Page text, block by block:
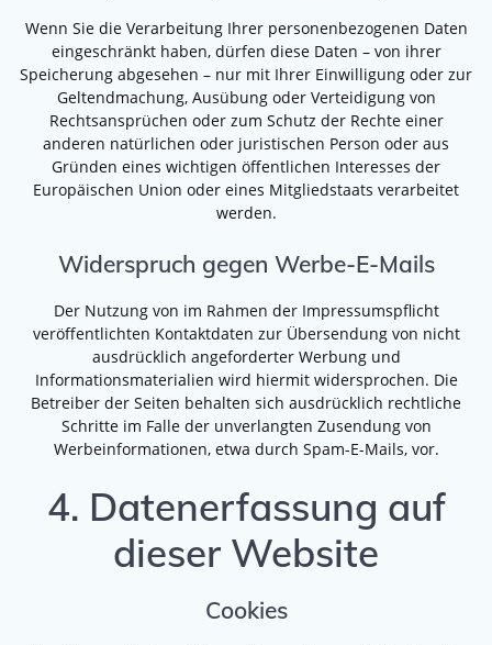
Wenn Sie die Verarbeitung Ihrer personenbezogenen Daten
eingeschränkt haben, dürfen diese Daten – von ihrer
Speicherung abgesehen – nur mit Ihrer Einwilligung oder zur
Geltendmachung, Ausübung oder Verteidigung von
Rechtsansprüchen oder zum Schutz der Rechte einer
anderen natürlichen oder juristischen Person oder aus
Gründen eines wichtigen öffentlichen Interesses der
Europäischen Union oder eines Mitgliedstaats verarbeitet
werden.
Widerspruch gegen Werbe-E-Mails
Der Nutzung von im Rahmen der Impressumspflicht
veröffentlichten Kontaktdaten zur Übersendung von nicht
ausdrücklich angeforderter Werbung und
Informationsmaterialien wird hiermit widersprochen. Die
Betreiber der Seiten behalten sich ausdrücklich rechtliche
Schritte im Falle der unverlangten Zusendung von
Werbeinformationen, etwa durch Spam-E-Mails, vor.
4. Datenerfassung auf
dieser Website
Cookies